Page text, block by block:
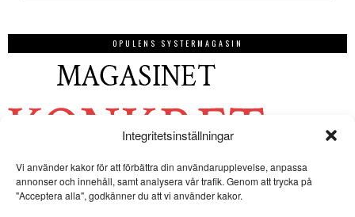
Integritetsinställningar
Vi använder kakor för att förbättra din användarupplevelse, anpassa
annonser och innehåll, samt analysera vår trafik. Genom att trycka på
"Acceptera alla", godkänner du att vi använder kakor.
OPULENS SYSTERMAGASIN